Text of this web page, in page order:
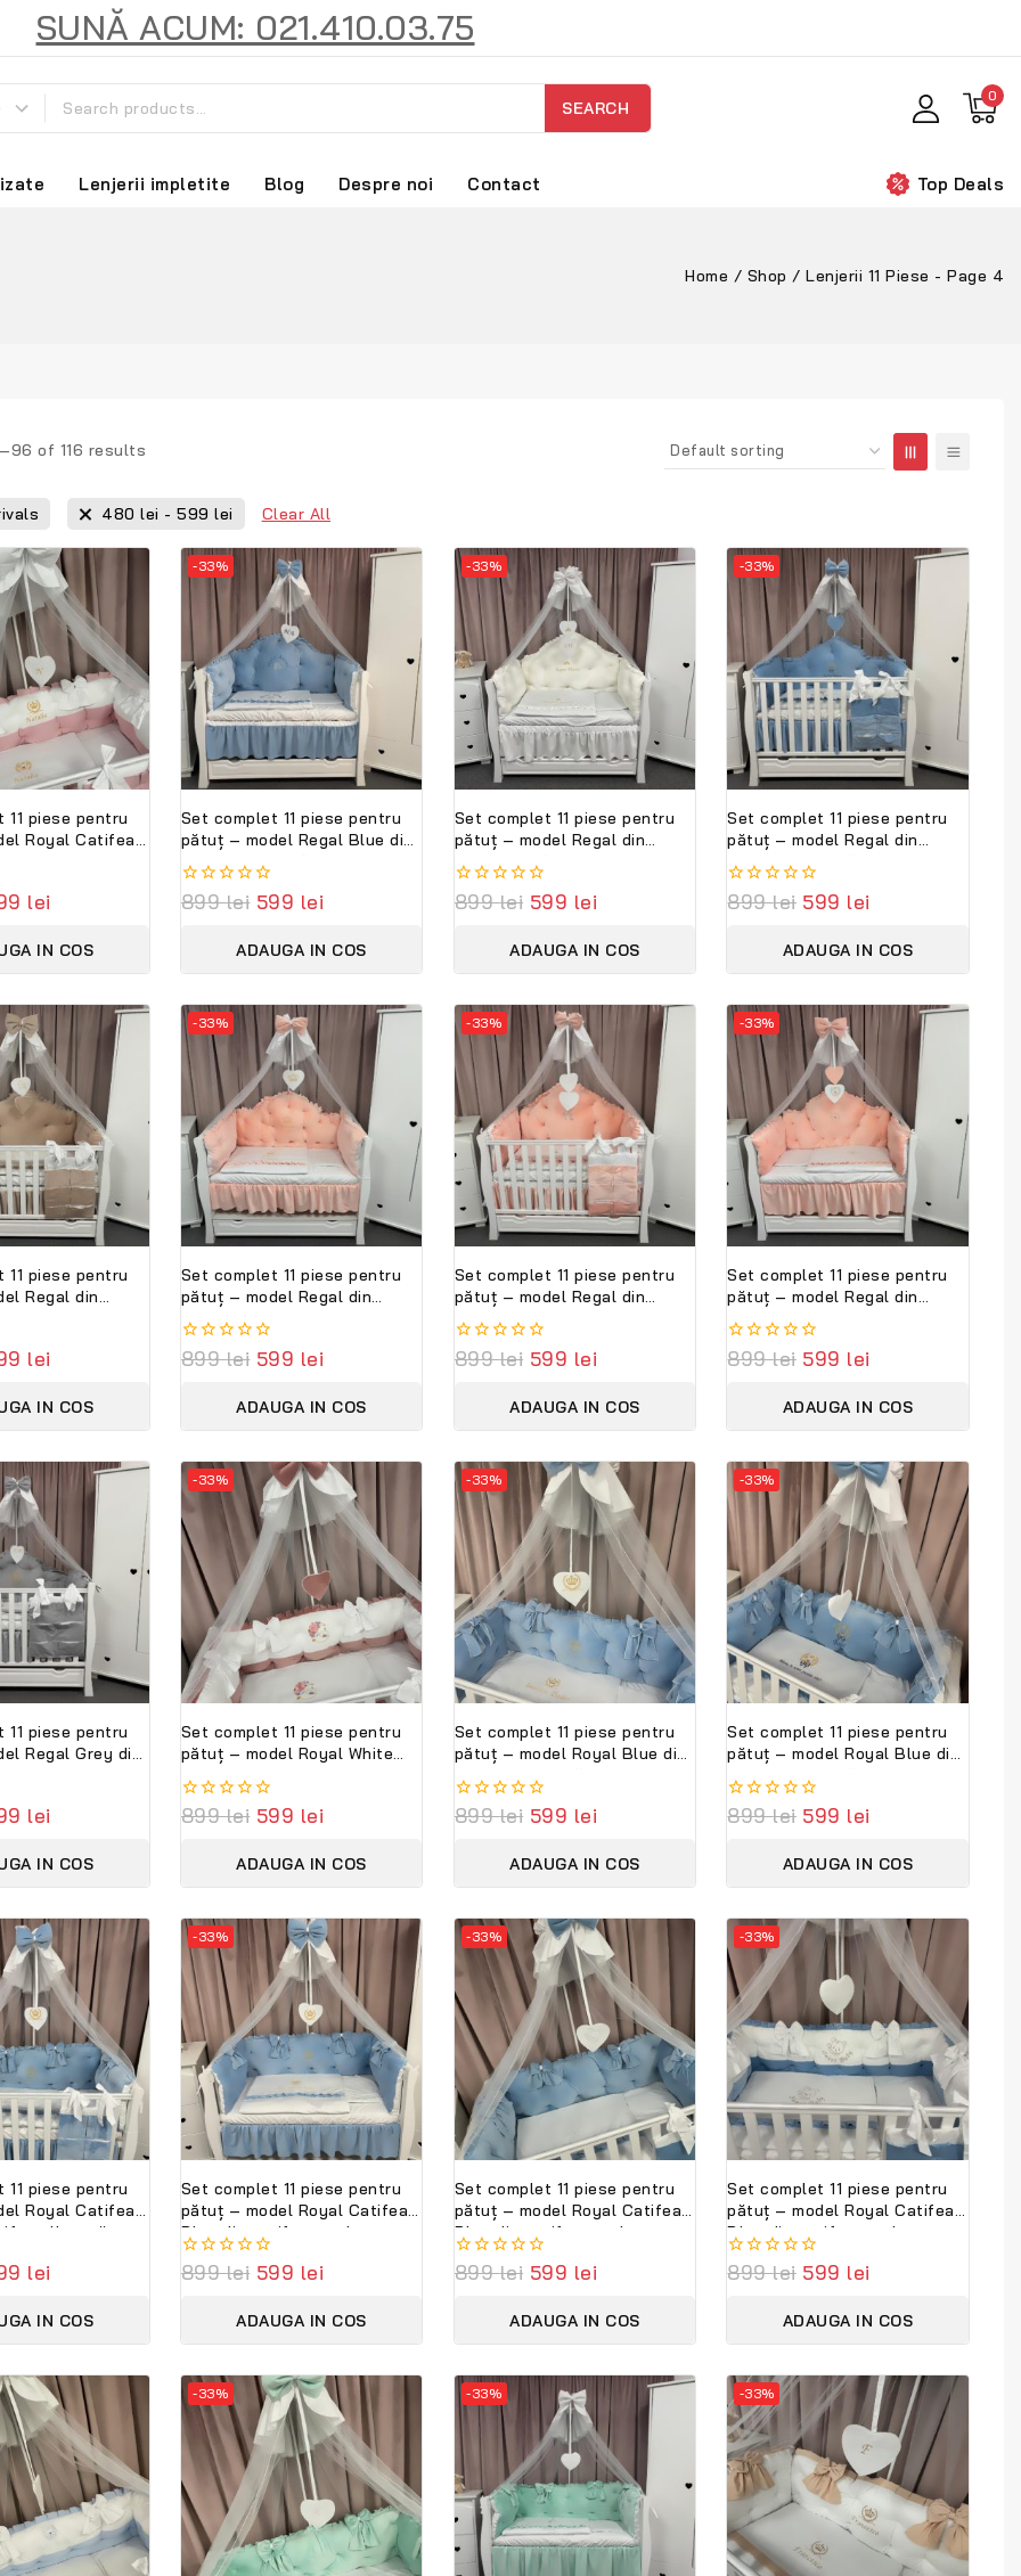
SUNĂ ACUM: 021.410.03.75
SEARCH
0
Lenjerii impletite Blog Despre noi Contact Top Deals
Home / Shop / Lenjerii 11 Piese - Page 4
96 of 116 results
480lei -599lei Clear All
11 piese pentru
catifea alb-roz,
cu nume –
Peppi
lei
IN COS
-33%
Set complet 11 piese pentru
pătuț – model Regal Blue din
catifea albastră,
personalizabil – Peppi
Bambini Lux Edition
0
899lei 599 lei
ADAUGA IN COS
-33%
Set complet 11 piese pentru
pătuț – model Regal din
catifea albă, personalizabil –
Peppi Bambini Exclusive
Collection
0
899lei 599 lei
ADAUGA IN COS
-33%
Set complet 11 piese pentru
pătuț – model Regal din
catifea albastră,
personalizabil cu nume –
Peppi Bambini Premium
0
899lei 599 lei
ADAUGA IN COS
11 piese pentru
Regal din
–
Premium
lei
IN COS
-33%
Set complet 11 piese pentru
pătuț – model Regal din
catifea somon, personalizabil
– Peppi Bambini Deluxe
Edition
0
899lei 599 lei
ADAUGA IN COS
-33%
Set complet 11 piese pentru
pătuț – model Regal din
catifea somon, personalizabil
cu nume – Peppi Bambini
Deluxe Collection
0
899lei 599 lei
ADAUGA IN COS
-33%
Set complet 11 piese pentru
pătuț – model Regal din
catifea somon, personalizabil
cu nume – Peppi Bambini
Premium Edition
0
899lei 599 lei
ADAUGA IN COS
11 piese pentru
Regal Grey din
–
Premium
lei
IN COS
-33%
Set complet 11 piese pentru
pătuț – model Royal White
Pink din catifea alb-roz,
personalizabil cu nume –
Lenjerie premium Peppi
0
899lei 599 lei
ADAUGA IN COS
-33%
Set complet 11 piese pentru
pătuț – model Royal Blue din
catifea albastră,
personalizabil cu nume –
Peppi Bambini Premium
0
899lei 599 lei
ADAUGA IN COS
-33%
Set complet 11 piese pentru
pătuț – model Royal Blue din
catifea albastră,
personalizabil cu nume –
Peppi Bambini Premium
0
899lei 599 lei
ADAUGA IN COS
11 piese pentru
Royal Catifea
albastră,
cu nume –
Peppi
lei
IN COS
-33%
Set complet 11 piese pentru
pătuț – model Royal Catifea
Blue din catifea moale
albastră, personalizabil cu
nume – Lenjerie premium
0
899lei 599 lei
ADAUGA IN COS
-33%
Set complet 11 piese pentru
pătuț – model Royal Catifea
Blue din catifea moale
albastră, personalizabil cu
nume – Lenjerie premium
0
899lei 599 lei
ADAUGA IN COS
-33%
Set complet 11 piese pentru
pătuț – model Royal Catifea
Blue din catifea moale
albastră, personalizabil cu
nume – Lenjerie premium
0
899lei 599 lei
ADAUGA IN COS
-33% -33% -33%